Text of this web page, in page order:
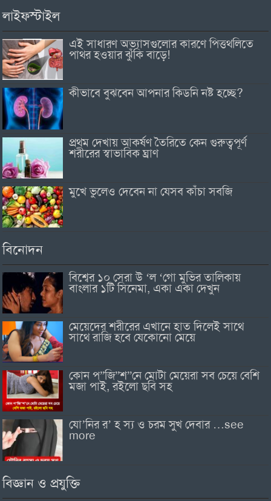
লাইফস্টাইল
এই সাধারণ অভ্যাসগুলোর কারণে পিত্তথলিতে
পাথর হওয়ার ঝুঁকি বাড়ে!
কীভাবে বুঝবেন আপনার কিডনি নষ্ট হচ্ছে?
প্রথম দেখায় আকর্ষণ তৈরিতে কেন গুরুত্বপূর্ণ
শরীরের স্বাভাবিক ঘ্রাণ
মুখে ভুলেও দেবেন না যেসব কাঁচা সবজি
বিনোদন
বিশ্বের ১০ সেরা উ ‘ল ‘গো মুভির তালিকায়
বাংলার ১টি সিনেমা, একা একা দেখুন
মেয়েদের শরীরের এখানে হাত দিলেই সাথে
সাথে রাজি হবে যেকোনো মেয়ে
কোন প”জি”শ”নে মোটা মেয়েরা সব চেয়ে বেশি
মজা পাই, রইলো ছবি সহ
যো’নির র’ হ স্য ও চরম সুখ দেবার …see
more
বিজ্ঞান ও প্রযুক্তি